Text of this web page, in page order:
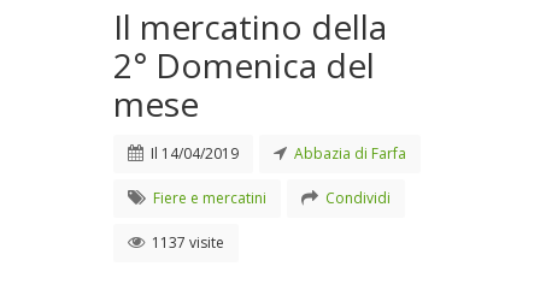
Il mercatino della
2° Domenica del
mese
Il 14/04/2019 Abbazia di Farfa
Fiere e mercatini Condividi
1137 visite